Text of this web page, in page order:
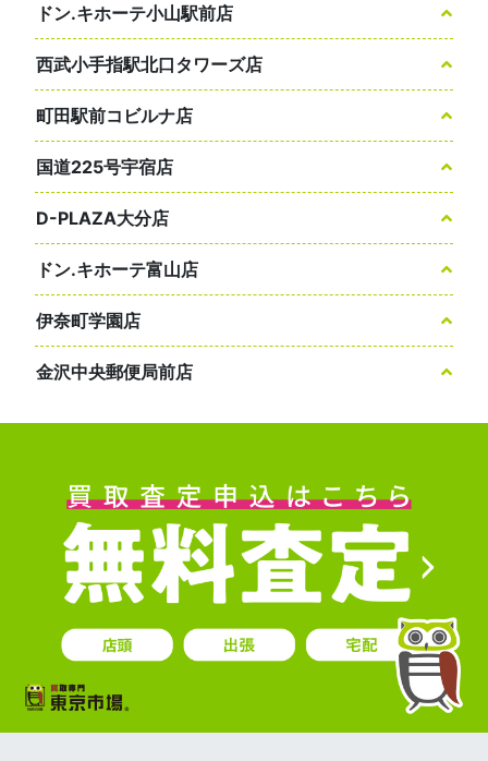
ドン.キホーテ小山駅前店
西武小手指駅北口タワーズ店
町田駅前コビルナ店
国道225号宇宿店
D-PLAZA大分店
ドン.キホーテ富山店
伊奈町学園店
金沢中央郵便局前店